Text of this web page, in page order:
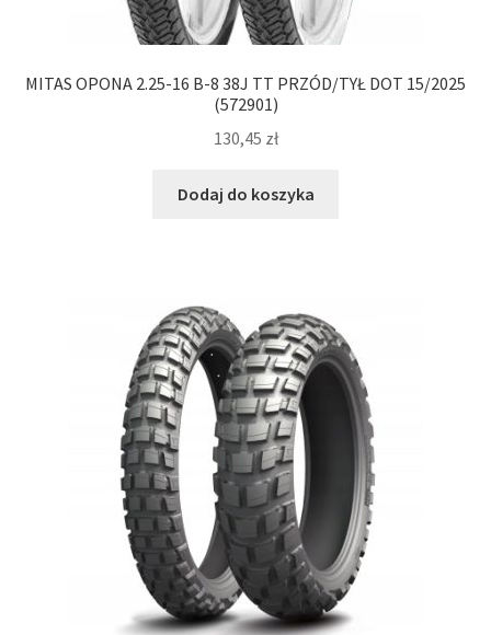
MITAS OPONA 2.25-16 B-8 38J TT PRZÓD/TYŁ DOT 15/2025
(572901)
130,45 zł
Dodaj do koszyka